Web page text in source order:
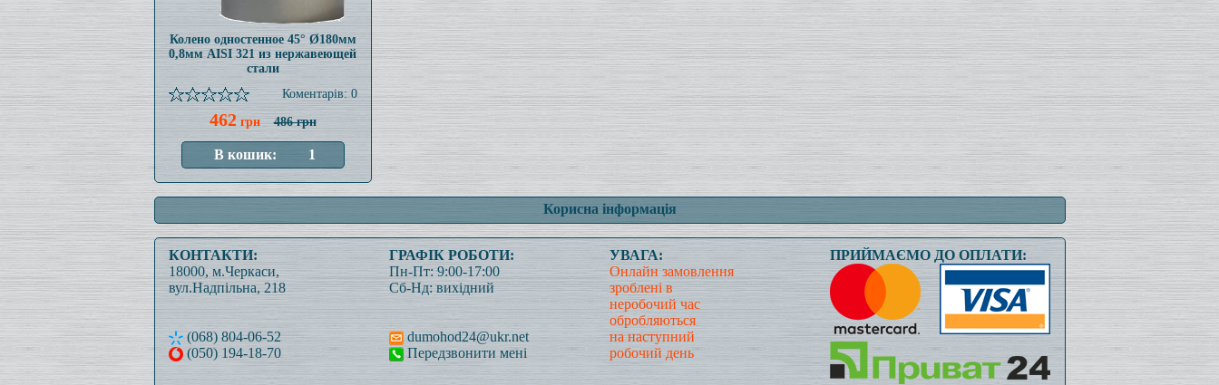
Колено одностенное 45° Ø180мм
0,8мм AISI 321 из нержавеющей
стали
Коментарів: 0
462грн 486 грн
Корисна інформація
КОНТАКТИ:
18000, м.Черкаси,
вул.Надпільна, 218
(068) 804-06-52
(050) 194-18-70
ГРАФІК РОБОТИ:
Пн-Пт: 9:00-17:00
Сб-Нд: вихідний
dumohod24@ukr.net
Передзвонити мені
УВАГА:
Онлайн замовлення
зроблені в
неробочий час
обробляються
на наступний
робочий день
ПРИЙМАЄМО ДО ОПЛАТИ: